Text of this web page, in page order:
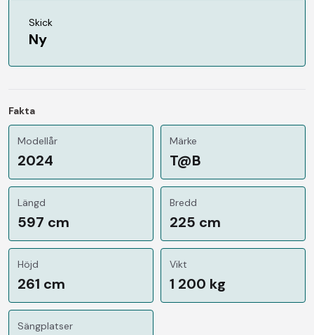
Skick
Ny
Fakta
Modellår
2024
Märke
T@B
Längd
597 cm
Bredd
225 cm
Höjd
261 cm
Vikt
1 200 kg
Sängplatser